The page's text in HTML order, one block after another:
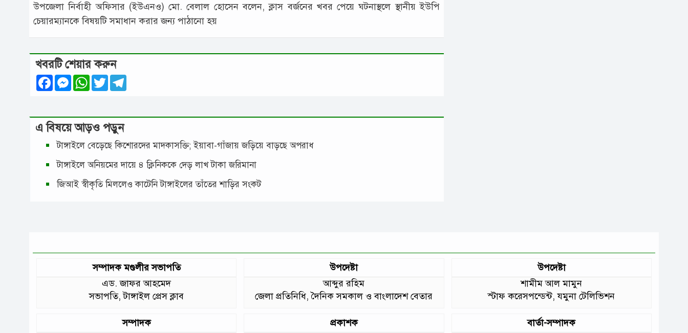
উপজেলা নির্বাহী অফিসার (ইউএনও) মো. বেলাল হোসেন বলেন, ক্লাস বর্জনের খবর পেয়ে ঘটনাস্থলে স্থানীয় ইউপি
চেয়ারম্যানকে বিষয়টি সমাধান করার জন্য পাঠানো হয়
খবরটি শেয়ার করুন
FacebookMessenger
WhatsApp
Twitter
এ বিষয়ে আড়ও পড়ুন
টাঙ্গাইলে বেড়েছে কিশোরদের মাদকাসক্তি; ইয়াবা-গাঁজায় জড়িয়ে বাড়ছে অপরাধ
টাঙ্গাইলে অনিয়মের দায়ে ৪ ক্লিনিককে দেড় লাখ টাকা জরিমানা
জিআই স্বীকৃতি মিললেও কাটেনি টাঙ্গাইলের তাঁতের শাড়ির সংকট
সম্পাদক মণ্ডলীর সভাপতি
এড. জাফর আহমেদ
সভাপতি, টাঙ্গাইল প্রেস ক্লাব
উপদেষ্টা
আব্দুর রহিম
জেলা প্রতিনিধি, দৈনিক সমকাল ও বাংলাদেশ বেতার
উপদেষ্টা
শামীম আল মামুন
স্টাফ করেসপন্ডেন্ট, যমুনা টেলিভিশন
সম্পাদক
প্রকাশক
বার্তা-সম্পাদক